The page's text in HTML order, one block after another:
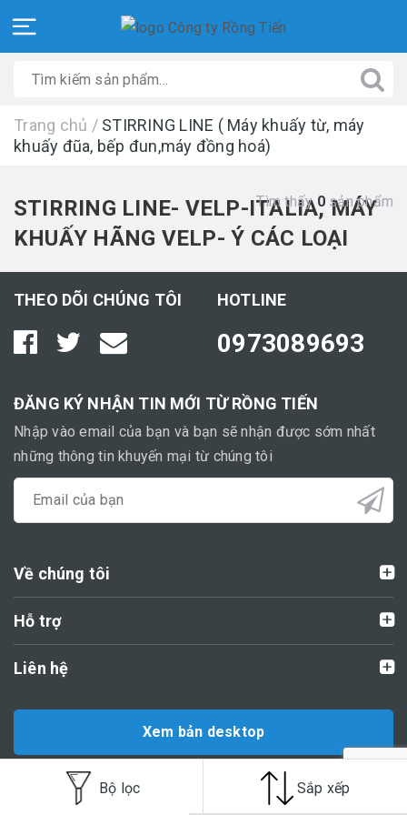
Trang chủ / STIRRING LINE ( Máy khuấy từ, máy
khuấy đũa, bếp đun,máy đồng hoá)
STIRRING LINE- VELP-ITALIA, MÁY
KHUẤY HÃNG VELP- Ý CÁC LOẠI
Tìm thấy 0sản phẩm
THEO DÕI CHÚNG TÔI HOTLINE
0973089693
ĐĂNG KÝ NHẬN TIN MỚI TỪ RỒNG TIẾN
Nhập vào email của bạn và bạn sẽ nhận được sớm nhất
những thông tin khuyến mại từ chúng tôi
Về chúng tôi
Hỗ trợ
Liên hệ
Xem bản desktop
Bộ lọc Sắp xếp